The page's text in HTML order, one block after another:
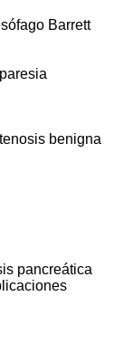
Barrett
benigna
pancreática